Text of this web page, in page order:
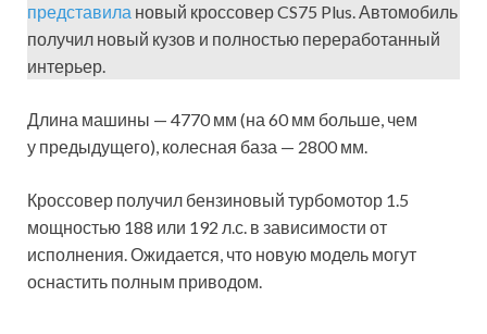
представила новый кроссовер CS75 Plus. Автомобиль
получил новый кузов и полностью переработанный
интерьер.
Длина машины — 4770 мм (на 60 мм больше, чем
у предыдущего), колесная база — 2800 мм.
Кроссовер получил бензиновый турбомотор 1.5
мощностью 188 или 192 л.с. в зависимости от
исполнения. Ожидается, что новую модель могут
оснастить полным приводом.